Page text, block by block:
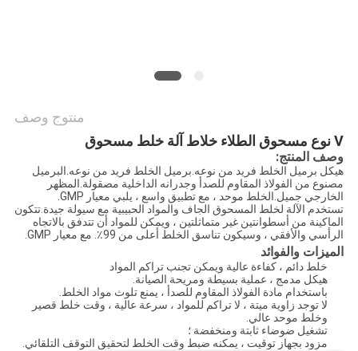
منتوج وصف
V نوع مسحوق الطلاء خلاط آلة خلط مسحوق
وصف المنتج:
هيكل برميل الخلط فريد من نوعه.برميل الخلط فريد من نوعه.البرميل
مصنوع من الفولاذ المقاوم للصدأ وجدرانه الداخلية مصقولة.المظهر
الخارجي جميل.الخلط موحد ، مع تطبيق واسع ، يلبي معيار GMP.
تستخدم الآلة لخلط المسحوق الجاف والمواد الحبيبية مع سيولة جيدة.تتكون
الماكينة من أسطوانتين غير متماثلتين ، ويمكن للمواد أن تتدفق بالاتجاه
الرأسي والأفقي ، وسيكون تناسق الخلط أعلى من 99٪. مع معيار GMP.
الميزات والفوائد
خلط دائم ، كفاءة عالية ويمكن تجنب تراكم المواد
هيكل مدمج ، عملية بسيطة ومريحة الصيانة.
باستخدام مادة الفولاذ المقاوم للصدأ ، يمنع تلوث مواد الخلط.
لا توجد زاوية ميتة ، لا تراكم للمواد ، سرعة عالية ، وقت خلط قصير
وخلط موحد عالي.
تشغيل ضوضاء ثابتة ومنخفضة ؛
مزود بجهاز توقيت ، يمكنه ضبط وقت الخلط لتحقيق التوقف التلقائي.